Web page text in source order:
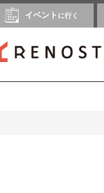
イベント に行く